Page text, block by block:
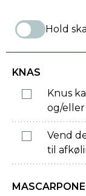
Hold
KNAS
Knus
og/eller
Vend
til